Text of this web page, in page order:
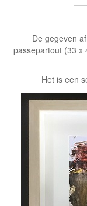
De gegeven
passepartout (33 x
Het is een